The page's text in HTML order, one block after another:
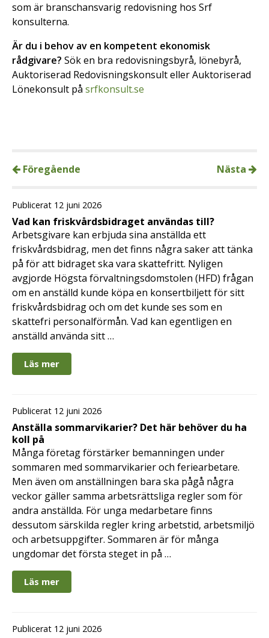
som är branschansvarig redovisning hos Srf
konsulterna.
Är du i behov av en kompetent ekonomisk
rådgivare? Sök en bra redovisningsbyrå, lönebyrå,
Auktoriserad Redovisningskonsult eller Auktoriserad
Lönekonsult på srfkonsult.se
Föregående Nästa
Publicerat 12 juni 2026
Vad kan friskvårdsbidraget användas till?
Arbetsgivare kan erbjuda sina anställda ett
friskvårdsbidrag, men det finns några saker att tänka
på för att bidraget ska vara skattefritt. Nyligen
avgjorde Högsta förvaltningsdomstolen (HFD) frågan
om en anställd kunde köpa en konsertbiljett för sitt
friskvårdsbidrag och om det kunde ses som en
skattefri personalförmån. Vad kan egentligen en
anställd använda sitt …
Läs mer
Publicerat 12 juni 2026
Anställa sommarvikarier? Det här behöver du ha
koll på
Många företag förstärker bemanningen under
sommaren med sommarvikarier och feriearbetare.
Men även om anställningen bara ska pågå några
veckor gäller samma arbetsrättsliga regler som för
andra anställda. För unga medarbetare finns
dessutom särskilda regler kring arbetstid, arbetsmiljö
och arbetsuppgifter. Sommaren är för många
ungdomar det första steget in på …
Läs mer
Publicerat 12 juni 2026